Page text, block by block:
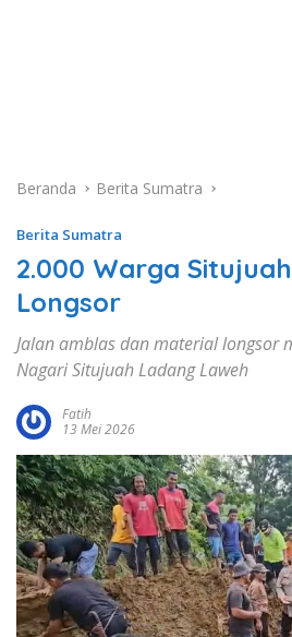
Beranda Berita Sumatra
Berita Sumatra
2.000 Warga
Longsor
Jalan amblas dan material longsor
Nagari Situjuah Ladang Laweh
Fatih
13 Mei 2026